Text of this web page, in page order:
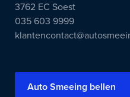
3762 EC Soest
035 603 9999
Auto Smeeing bellen